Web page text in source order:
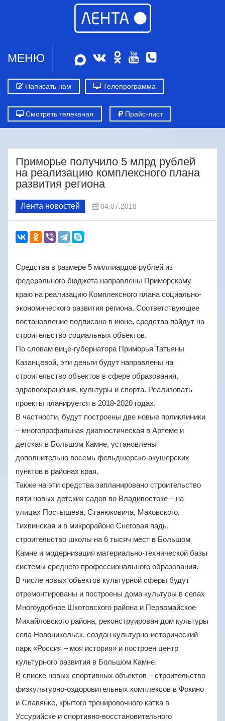
МЕНЮ
Написать нам Телепрограмма
Смотреть телеканал Прайс-лист
Приморье получило 5 млрд рублей
на реализацию комплексного плана
развития региона
Лента новостей 04.07.2018
Средства в размере 5 миллиардов рублей из
федерального бюджета направлены Приморскому
краю на реализацию Комплексного плана социально-
экономического развития региона. Соответствующее
постановление подписано в июне, средства пойдут на
строительство социальных объектов.
По словам вице-губернатора Приморья Татьяны
Казанцевой, эти деньги будут направлены на
строительство объектов в сфере образования,
здравоохранения, культуры и спорта. Реализовать
проекты планируется в 2018-2020 годах.
В частности, будут построены две новые поликлиники
– многопрофильная диагностическая в Артеме и
детская в Большом Камне, установлены
дополнительно восемь фельдшерско-акушерских
пунктов в районах края.
Также на эти средства запланировано строительство
пяти новых детских садов во Владивостоке – на
улицах Постышева, Станюковича, Маковского,
Тихвинская и в микрорайоне Снеговая падь,
строительство школы на 6 тысяч мест в Большом
Камне и модернизация материально-технической базы
системы среднего профессионального образования.
В числе новых объектов культурной сферы будут
отремонтированы и построены дома культуры в селах
Многоудобное Шкотовского района и Первомайское
Михайловского района, реконструирован дом культуры
села Новоникольск, создан культурно-исторический
парк «Россия – моя история» и построен центр
культурного развития в Большом Камне.
В списке новых спортивных объектов – строительство
физкультурно-оздоровительных комплексов в Фокино
и Славянке, крытого тренировочного катка в
Уссурийске и спортивно-восстановительного